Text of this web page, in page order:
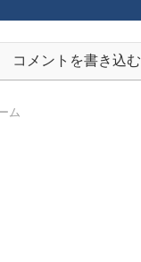
コメントを書き込む
ム